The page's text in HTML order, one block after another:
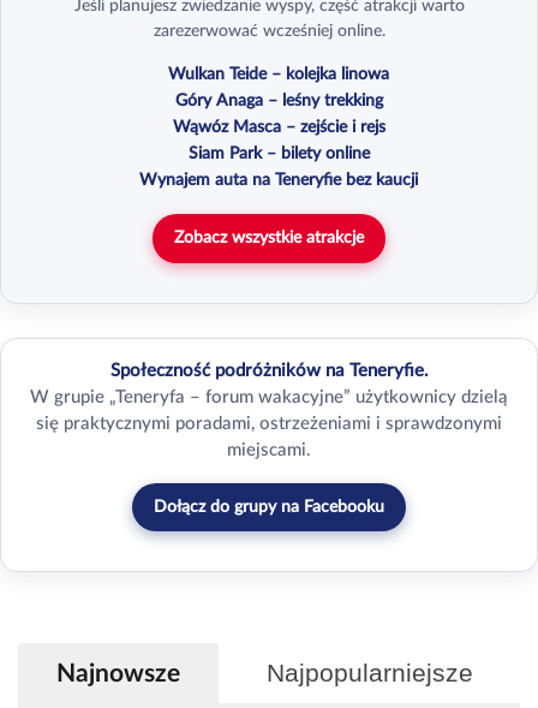
Jeśli planujesz zwiedzanie wyspy, część atrakcji warto
zarezerwować wcześniej online.
Wulkan Teide – kolejka linowa
Góry Anaga – leśny trekking
Wąwóz Masca – zejście i rejs
Siam Park – bilety online
Wynajem auta na Teneryfie bez kaucji
Zobacz wszystkie atrakcje
Społeczność podróżników na Teneryfie.
W grupie „Teneryfa – forum wakacyjne” użytkownicy dzielą
się praktycznymi poradami, ostrzeżeniami i sprawdzonymi
miejscami.
Dołącz do grupy na Facebooku
Najnowsze Najpopularniejsze